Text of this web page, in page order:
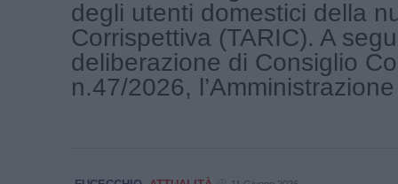
degli utenti domestici della
Corrispettiva (TARIC). A
deliberazione di Consiglio
n.47/2026,